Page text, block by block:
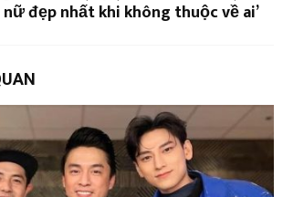
nữ đẹp nhất khi không thuộc về ai’